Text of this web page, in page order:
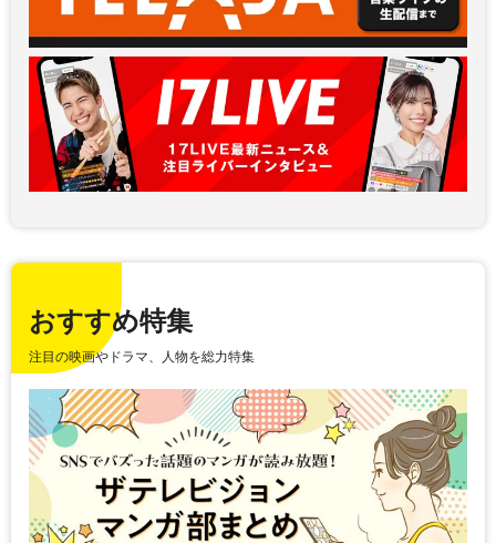
おすすめ特集
注目の映画やドラマ、人物を総力特集